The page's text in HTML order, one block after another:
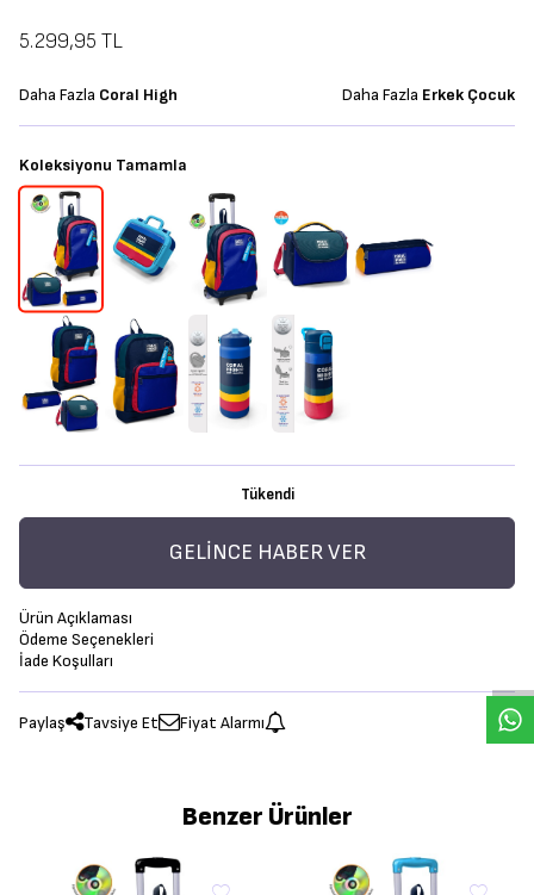
5.299,95 TL
Daha Fazla Coral High Daha Fazla Erkek Çocuk
Koleksiyonu Tamamla
Tükendi
GELINCE HABER VER
Ürün Açıklaması
Ödeme Seçenekleri
İade Koşulları
Paylaş Tavsiye Et Fiyat Alarmı
Benzer Ürünler